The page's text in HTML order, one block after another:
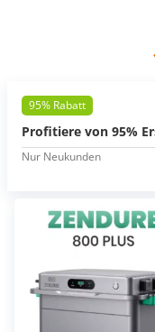
95% Rabatt
Profitiere von 95%
Nur Neukunden